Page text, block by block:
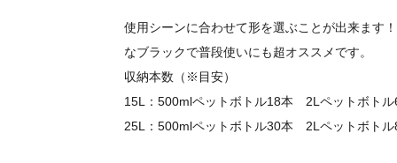
使用シーンに合わせて形を選ぶことが出来ます
なブラックで普段使いにも超オススメです。
収納本数（※目安）
15L：500mlペットボトル18本 2Lペットボトル
25L：500mlペットボトル30本 2Lペットボトル